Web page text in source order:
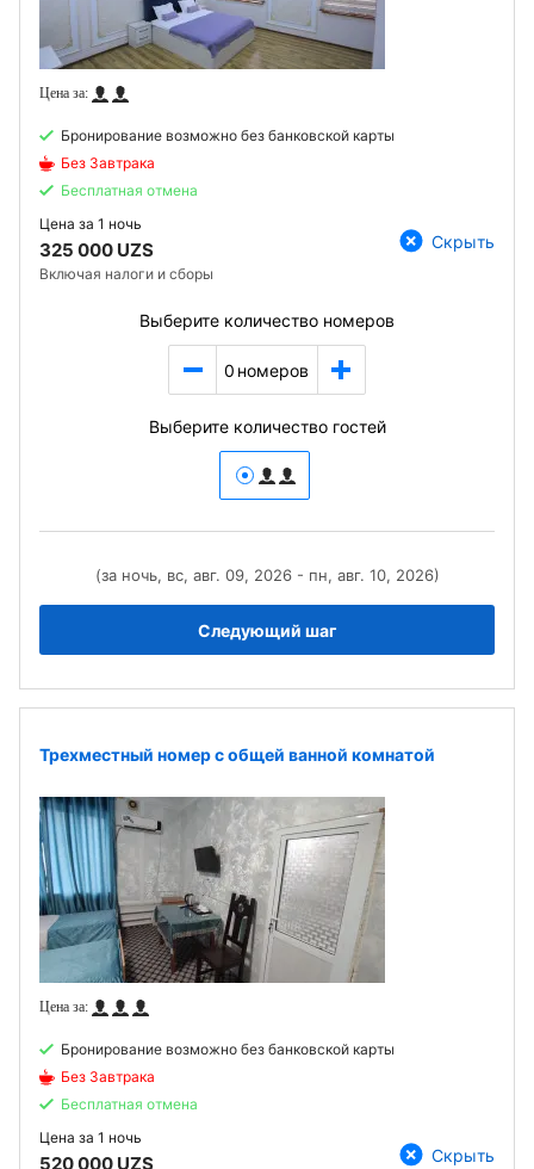
Бронирование возможно без банковской карты
Без Завтрака
Бесплатная отмена
Цена за 1 ночь
325 000 UZS
Включая налоги и сборы
Скрыть
Выберите количество номеров
0 номеров
Выберите количество гостей
(за ночь, вс, авг. 09, 2026 - пн, авг. 10, 2026)
Следующий шаг
Трехместный номер с общей ванной комнатой
Бронирование возможно без банковской карты
Без Завтрака
Бесплатная отмена
Цена за 1 ночь
520 000 UZS Скрыть